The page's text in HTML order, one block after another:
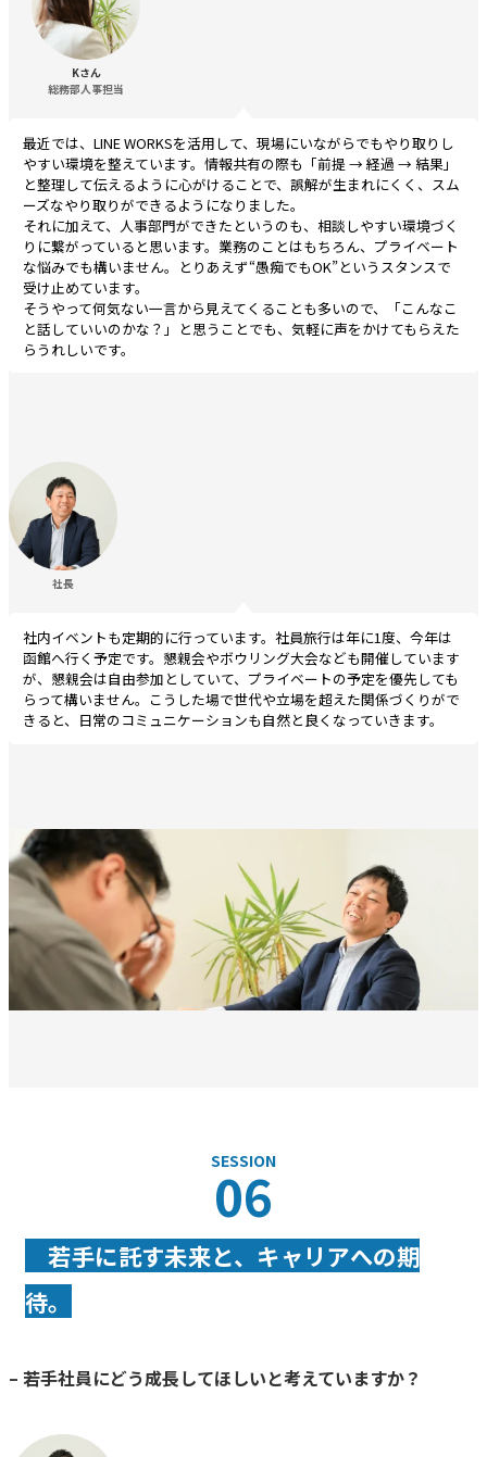
Kさん
総務部人事担当
最近では、LINE WORKSを活用して、現場にいながらでもやり取りし
やすい環境を整えています。情報共有の際も「前提 → 経過 → 結果」
と整理して伝えるように心がけることで、誤解が生まれにくく、スム
ーズなやり取りができるようになりました。
それに加えて、人事部門ができたというのも、相談しやすい環境づく
りに繋がっていると思います。業務のことはもちろん、プライベート
な悩みでも構いません。とりあえず“愚痴でもOK”というスタンスで
受け止めています。
そうやって何気ない一言から見えてくることも多いので、「こんなこ
と話していいのかな？」と思うことでも、気軽に声をかけてもらえた
らうれしいです。
社長
社内イベントも定期的に行っています。社員旅行は年に1度、今年は
函館へ行く予定です。懇親会やボウリング大会なども開催しています
が、懇親会は自由参加としていて、プライベートの予定を優先しても
らって構いません。こうした場で世代や立場を超えた関係づくりがで
きると、日常のコミュニケーションも自然と良くなっていきます。
SESSION
06
若手に託す未来と、キャリアへの期
待。
– 若手社員にどう成長してほしいと考えていますか？